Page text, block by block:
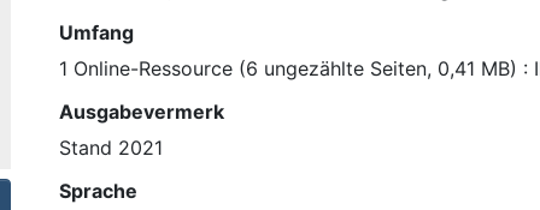
Umfang
1 Online-Ressource (6 ungezählte Seiten, 0,41 MB) :
Ausgabevermerk
Stand 2021
Sprache